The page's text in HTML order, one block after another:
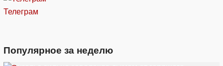
Телеграм
Популярное за неделю